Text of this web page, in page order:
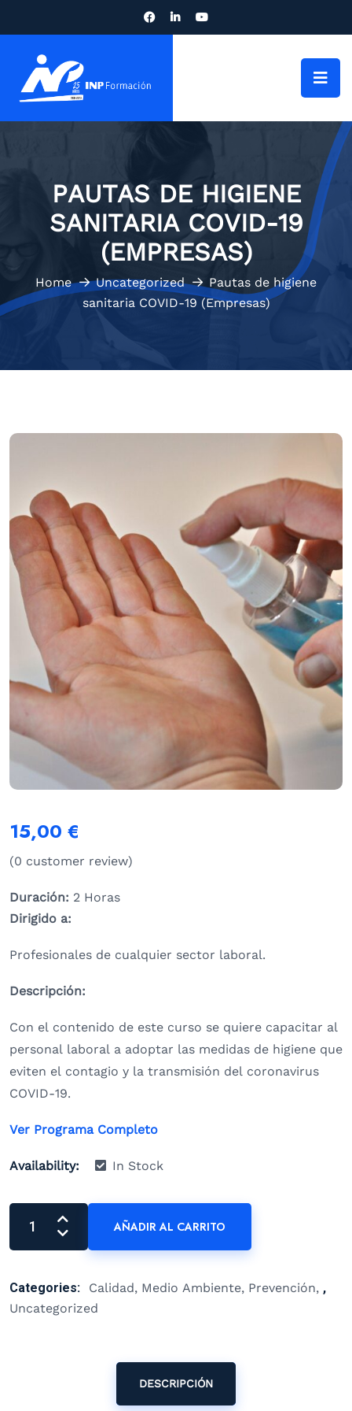
PAUTAS DE HIGIENE
SANITARIA COVID-19
(EMPRESAS)
Home Uncategorized
Pautas de higiene
sanitaria COVID-19 (Empresas)
15,00 €
(0 customer review)
Duración: 2 Horas
Dirigido a:
Profesionales de cualquier sector laboral.
Descripción:
Con el contenido de este curso se quiere capacitar al
personal laboral a adoptar las medidas de higiene que
eviten el contagio y la transmisión del coronavirus
COVID-19.
Ver Programa Completo
Availability: In Stock
AÑADIR AL CARRITO
Categories: Calidad, Medio Ambiente, Prevención ,
Uncategorized
DESCRIPCIÓN